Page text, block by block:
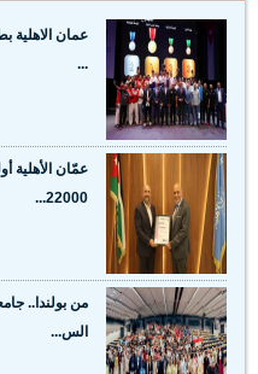
عمان الاهلية
...
22000...
من بولندا..
الس...